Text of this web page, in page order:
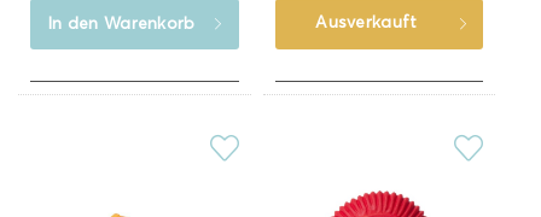
In den Warenkorb Ausverkauft